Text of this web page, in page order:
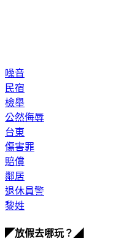
噪音
民宿
檢舉
公然侮辱
台東
傷害罪
賠償
鄰居
退休員警
黎姓
◤放假去哪玩？◢